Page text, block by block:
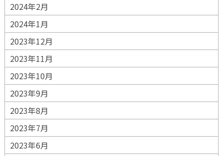
2024年2月
2024年1月
2023年12月
2023年11月
2023年10月
2023年9月
2023年8月
2023年7月
2023年6月